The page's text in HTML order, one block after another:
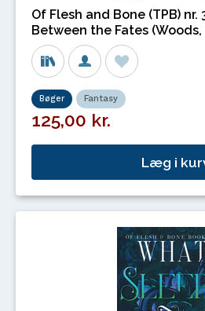
Of Flesh and Bone (TPB) nr.
Between the Fates (Woods,
Bøger Fantasy
125,00 kr.
Læg i